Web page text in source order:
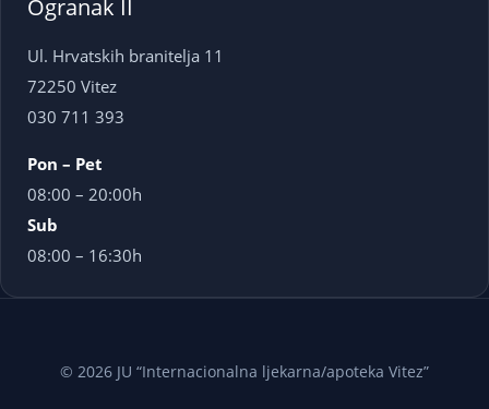
Ogranak II
Ul. Hrvatskih branitelja 11
72250 Vitez
030 711 393
Pon – Pet
08:00 – 20:00h
Sub
08:00 – 16:30h
© 2026 JU “Internacionalna ljekarna/apoteka Vitez”